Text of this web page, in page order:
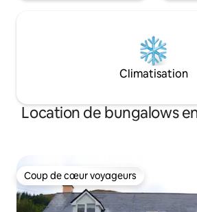
Climatisation
Location de bungalows
Coup de cœur voyageurs
Coup de cœur voyageurs